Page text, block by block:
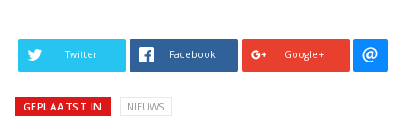
Twitter Facebook Google+
GEPLAATST IN NIEUWS